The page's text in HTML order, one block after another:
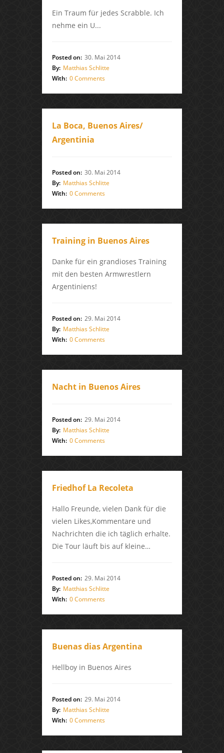
Ein Traum für jedes Scrabble. Ich
nehme ein U...
Posted on: 30. Mai 2014
By: Matthias Schlitte
With: 0 Comments
La Boca, Buenos Aires/
Argentinia
Posted on: 30. Mai 2014
By: Matthias Schlitte
With: 0 Comments
Training in Buenos Aires
Danke für ein grandioses Training
mit den besten Armwrestlern
Argentiniens!
Posted on: 29. Mai 2014
By: Matthias Schlitte
With: 0 Comments
Nacht in Buenos Aires
Posted on: 29. Mai 2014
By: Matthias Schlitte
With: 0 Comments
Friedhof La Recoleta
Hallo Freunde, vielen Dank für die
vielen Likes,Kommentare und
Nachrichten die ich täglich erhalte.
Die Tour läuft bis auf kleine…
Posted on: 29. Mai 2014
By: Matthias Schlitte
With: 0 Comments
Buenas dias Argentina
Hellboy in Buenos Aires
Posted on: 29. Mai 2014
By: Matthias Schlitte
With: 0 Comments